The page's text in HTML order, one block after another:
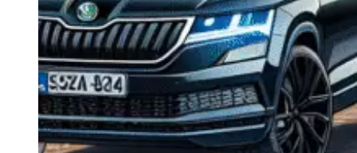
Navigație Mercedes W204
Navigație Mercedes W211
Navigație Mercedes Sprinter
Passat
Navigație Passat B5
Navigație Passat B5 5
Navigație Passat B6
Navigație Passat B7
Navigație Passat B8
Navigație Passat CC